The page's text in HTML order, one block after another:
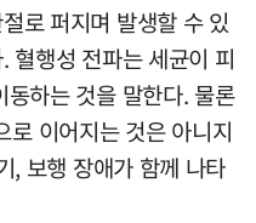
로 퍼지며 발생할 수 있
혈행성 전파는 세균이 피
하는 것을 말한다. 물론
로 이어지는 것은 아니지
, 보행 장애가 함께 나타